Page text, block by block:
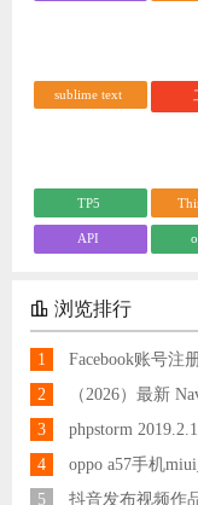
sublime text
TP5
API
浏览排行
1
Facebook账号注
2
（2026）最新
3
phpstorm
4
oppo a57手机
5
抖音发布视频作